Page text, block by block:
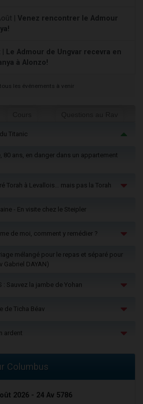
| Venez rencontrer le Admour
Le Admour de Ungvar recevra en
à Alonzo!
les événements à venir
Titanic
80 ans, en danger dans un appartement
Torah à Levallois… mais pas la Torah
- En visite chez le Steipler
de moi, comment y remédier ?
mélangé pour le repas et séparé pour
Gabriel DAYAN)
: Sauvez la jambe de Yohan
de Ticha Béav
ardent
Columbus
2026 - 24 Av 5786